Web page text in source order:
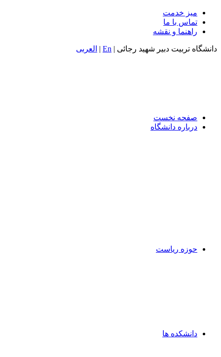
میز خدمت
تماس با ما
راهنما و نقشه
تربیت دبیر شهید رجائی |En
|العربی
صفحه نخست
درباره دانشگاه
حوزه ریاست
دانشکده ها